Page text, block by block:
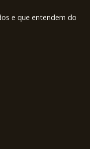
e que entendem do